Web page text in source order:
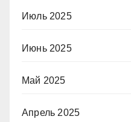
Июль 2025
Июнь 2025
Май 2025
Апрель 2025